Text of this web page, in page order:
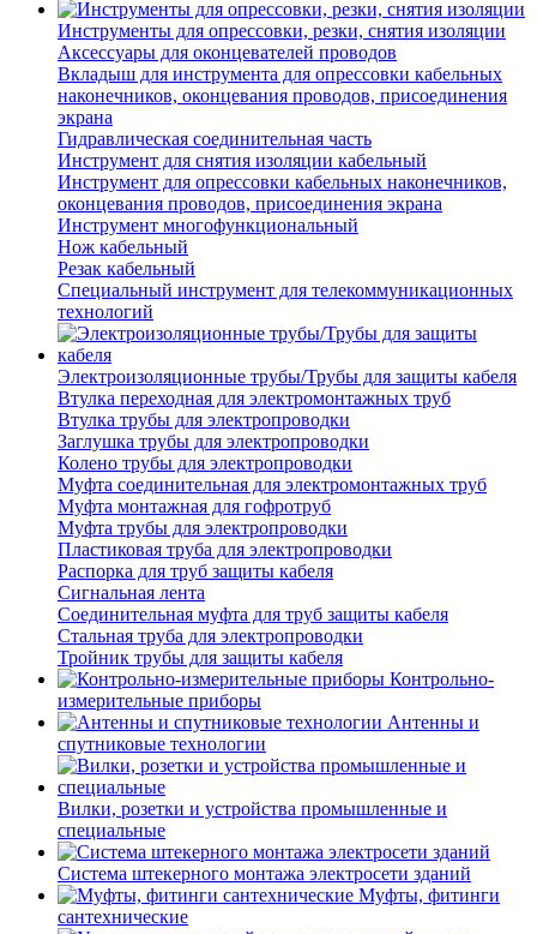
Инструменты для опрессовки, резки, снятия изоляции
Аксессуары для оконцевателей проводов
Вкладыш для инструмента для опрессовки кабельных
наконечников, оконцевания проводов, присоединения
экрана
Гидравлическая соединительная часть
Инструмент для снятия изоляции кабельный
Инструмент для опрессовки кабельных наконечников,
оконцевания проводов, присоединения экрана
Инструмент многофункциональный
Нож кабельный
Резак кабельный
Специальный инструмент для телекоммуникационных
технологий
Электроизоляционные трубы/Трубы для защиты кабеля
Втулка переходная для электромонтажных труб
Втулка трубы для электропроводки
Заглушка трубы для электропроводки
Колено трубы для электропроводки
Муфта соединительная для электромонтажных труб
Муфта монтажная для гофротруб
Муфта трубы для электропроводки
Пластиковая труба для электропроводки
Распорка для труб защиты кабеля
Сигнальная лента
Соединительная муфта для труб защиты кабеля
Стальная труба для электропроводки
Тройник трубы для защиты кабеля
Контрольно-
измерительные приборы
Антенны и
спутниковые технологии
Вилки, розетки и устройства промышленные и
специальные
Система штекерного монтажа электросети зданий
Муфты, фитинги
сантехнические